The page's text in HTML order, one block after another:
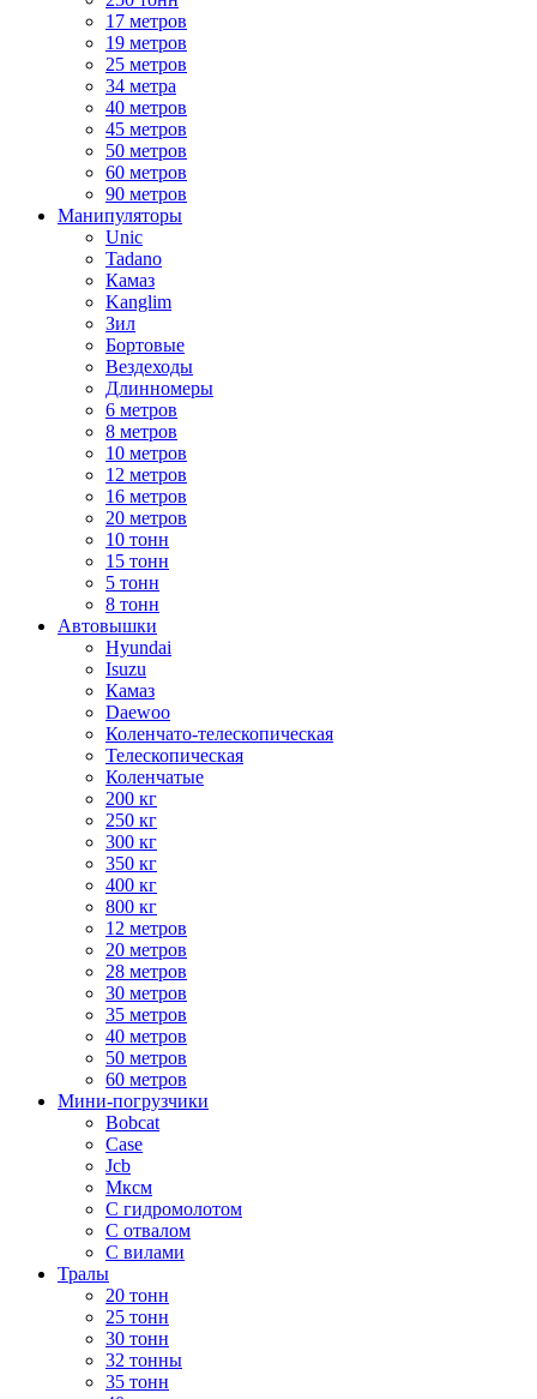
17 метров
19 метров
25 метров
34 метра
40 метров
45 метров
50 метров
60 метров
90 метров
Манипуляторы
Unic
Tadano
Камаз
Kanglim
Зил
Бортовые
Вездеходы
Длинномеры
6 метров
8 метров
10 метров
12 метров
16 метров
20 метров
10 тонн
15 тонн
5 тонн
8 тонн
Автовышки
Hyundai
Isuzu
Камаз
Daewoo
Коленчато-телескопическая
Телескопическая
Коленчатые
200 кг
250 кг
300 кг
350 кг
400 кг
800 кг
12 метров
20 метров
28 метров
30 метров
35 метров
40 метров
50 метров
60 метров
Мини-погрузчики
Bobcat
Case
Jcb
Мксм
С гидромолотом
С отвалом
С вилами
Тралы
20 тонн
25 тонн
30 тонн
32 тонны
35 тонн